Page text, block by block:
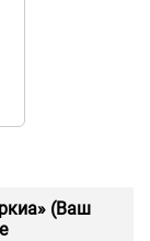
(Ваш